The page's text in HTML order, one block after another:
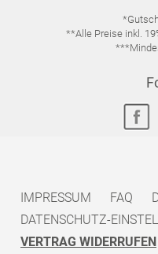
**Alle Preise inkl.
IMPRESSUM FAQ
DATENSCHUTZ-
VERTRAG WIDERRUFEN